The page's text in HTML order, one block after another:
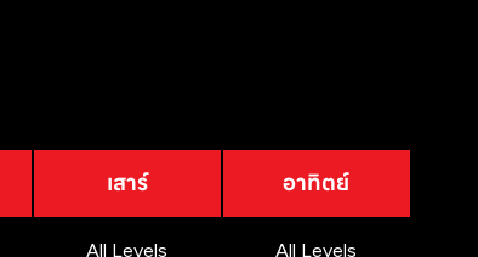
เสาร์ อาทิตย์
All Levels All Levels